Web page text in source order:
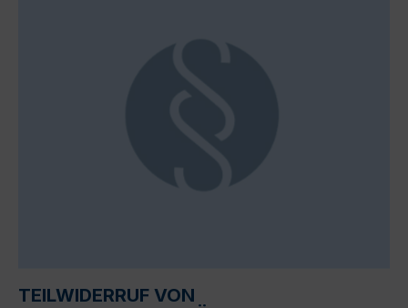
TEILWIDERRUF VON